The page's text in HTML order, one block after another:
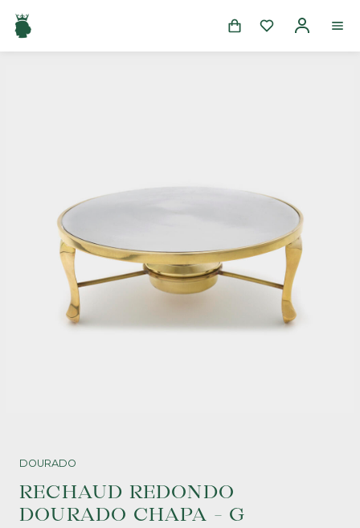
DOURADO
RECHAUD REDONDO
DOURADO CHAPA - G